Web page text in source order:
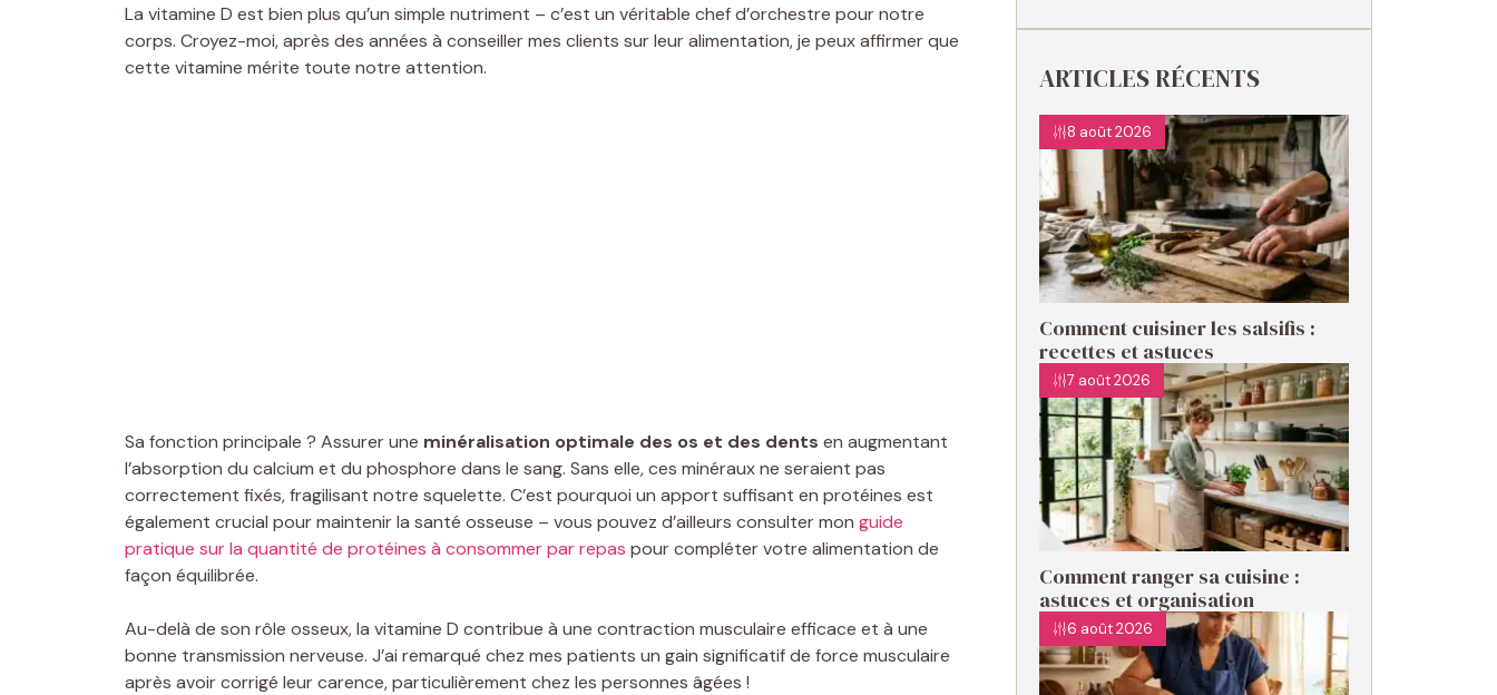
La vitamine D est bien plus qu’un simple nutriment – c’est un véritable chef d’orchestre pour notre
corps. Croyez-moi, après des années à conseiller mes clients sur leur alimentation, je peux affirmer que
cette vitamine mérite toute notre attention.
Sa fonction principale ? Assurer une minéralisation optimale des os et des dents en augmentant
l’absorption du calcium et du phosphore dans le sang. Sans elle, ces minéraux ne seraient pas
correctement fixés, fragilisant notre squelette. C’est pourquoi un apport suffisant en protéines est
également crucial pour maintenir la santé osseuse – vous pouvez d’ailleurs consulter mon guide
pratique sur la quantité de protéines à consommer par repas pour compléter votre alimentation de
façon équilibrée.
Au-delà de son rôle osseux, la vitamine D contribue à une contraction musculaire efficace et à une
bonne transmission nerveuse. J’ai remarqué chez mes patients un gain significatif de force musculaire
après avoir corrigé leur carence, particulièrement chez les personnes âgées !
ARTICLES RÉCENTS
8 août 2026
Comment cuisiner les salsifis :
recettes et astuces
7 août 2026
Comment ranger sa cuisine :
astuces et organisation
6 août 2026